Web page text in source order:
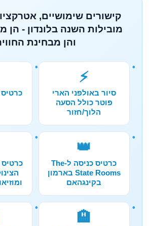
קישורים שימושיים,
מובילות השנה בלונדון - הן
והן מבחינת
⚡
סיור באולפני הארי
פוטר כולל הסעה
הלוך/חזור
כרטיס
👑
כרטיס כניסה ל-The
State Rooms בארמון
בקינגהאם
🏨